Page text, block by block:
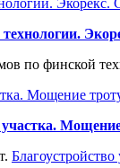
по финской
Благоустройство